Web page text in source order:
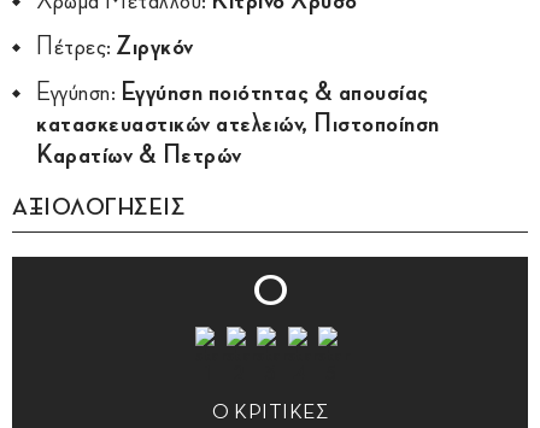
Πέτρες: Ζιργκόν
Εγγύηση: Εγγύηση ποιότητας & απουσίας
κατασκευαστικών ατελειών, Πιστοποίηση
Καρατίων & Πετρών
ΑΞΙΟΛΟΓΗΣΕΙΣ
0
0 ΚΡΙΤΙΚΕΣ